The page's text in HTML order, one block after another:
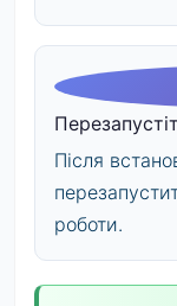
Після
роботи.